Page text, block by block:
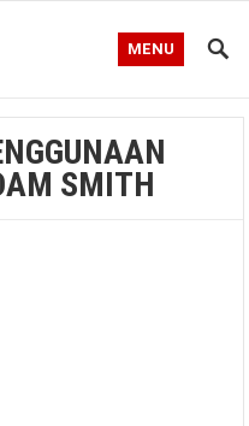
MENU
SMITH